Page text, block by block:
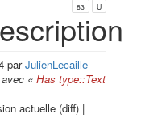
83 U
parJulienLecaille
« Has type::Text
actuelle (diff) |